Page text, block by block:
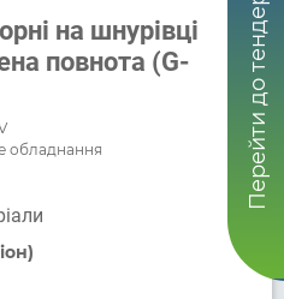
Перейти до тендеру
на шнурівці
повнота (G-
обладнання